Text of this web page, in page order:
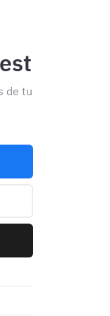
de tu